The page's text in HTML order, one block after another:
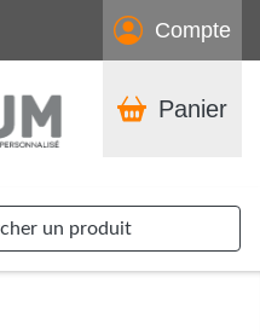
Compte
Panier
un produit